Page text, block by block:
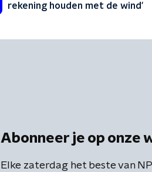
rekening houden met de wind'
Abonneer je op onze
Elke zaterdag het beste van